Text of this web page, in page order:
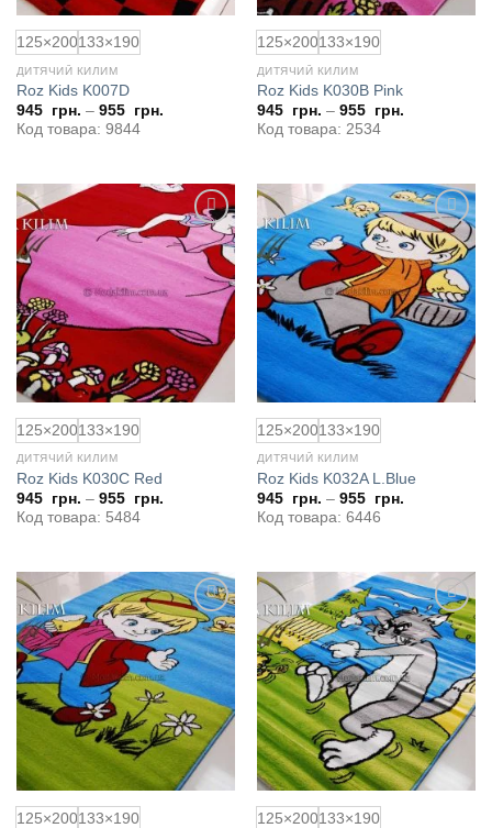
125×200133×190
ДИТЯЧИЙ КИЛИМ
Roz Kids K007D
945 грн. – 955 грн.
Код товара: 9844
125×200133×190
ДИТЯЧИЙ КИЛИМ
Roz Kids K030B Pink
945 грн. – 955 грн.
Код товара: 2534
Додати
до
обраного
125×200133×190
ДИТЯЧИЙ КИЛИМ
Roz Kids K030C Red
945 грн. – 955 грн.
Код товара: 5484
Додати
до
обраного
125×200133×190
ДИТЯЧИЙ КИЛИМ
Roz Kids K032A L.Blue
945 грн. – 955 грн.
Код товара: 6446
Додати
до
обраного
125×200133×190
Додати
до
обраного
125×200133×190